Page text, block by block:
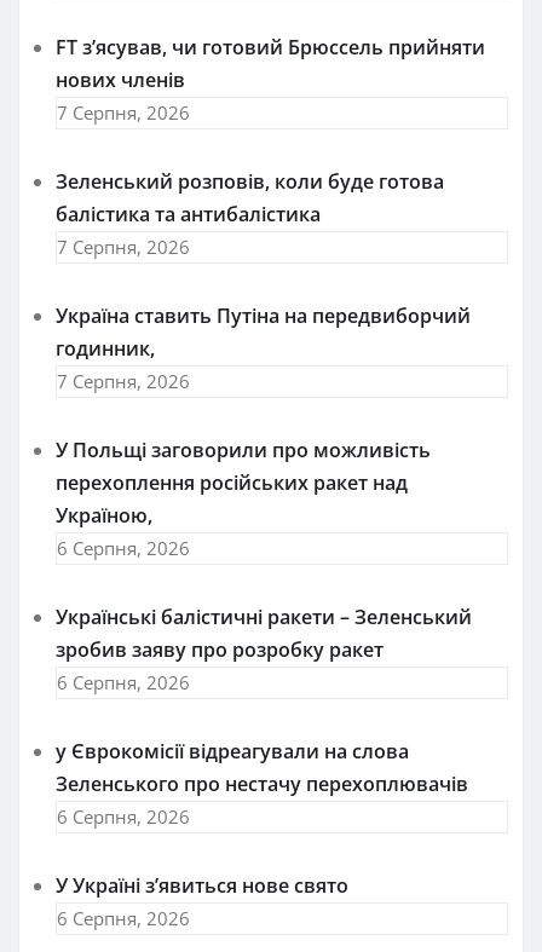
FT зʼясував, чи готовий Брюссель прийняти
нових членів
7 Серпня, 2026
Зеленський розповів, коли буде готова
балістика та антибалістика
7 Серпня, 2026
Україна ставить Путіна на передвиборчий
годинник,
7 Серпня, 2026
У Польщі заговорили про можливість
перехоплення російських ракет над
Україною,
6 Серпня, 2026
Українські балістичні ракети – Зеленський
зробив заяву про розробку ракет
6 Серпня, 2026
у Єврокомісії відреагували на слова
Зеленського про нестачу перехоплювачів
6 Серпня, 2026
У Україні з’явиться нове свято
6 Серпня, 2026